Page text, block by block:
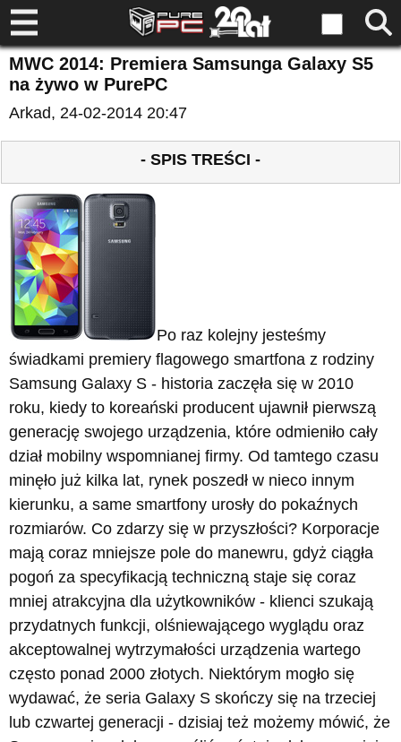
MWC 2014: Premiera Samsunga Galaxy S5
na żywo w PurePC
Arkad, 24-02-2014 20:47
- SPIS TREŚCI -
Po raz kolejny jesteśmy
świadkami premiery flagowego smartfona z rodziny
Samsung Galaxy S - historia zaczęła się w 2010
roku, kiedy to koreański producent ujawnił pierwszą
generację swojego urządzenia, które odmieniło cały
dział mobilny wspomnianej firmy. Od tamtego czasu
minęło już kilka lat, rynek poszedł w nieco innym
kierunku, a same smartfony urosły do pokaźnych
rozmiarów. Co zdarzy się w przyszłości? Korporacje
mają coraz mniejsze pole do manewru, gdyż ciągła
pogoń za specyfikacją techniczną staje się coraz
mniej atrakcyjna dla użytkowników - klienci szukają
przydatnych funkcji, olśniewającego wyglądu oraz
akceptowalnej wytrzymałości urządzenia wartego
często ponad 2000 złotych. Niektórym mogło się
wydawać, że seria Galaxy S skończy się na trzeciej
lub czwartej generacji - dzisiaj też możemy mówić, że